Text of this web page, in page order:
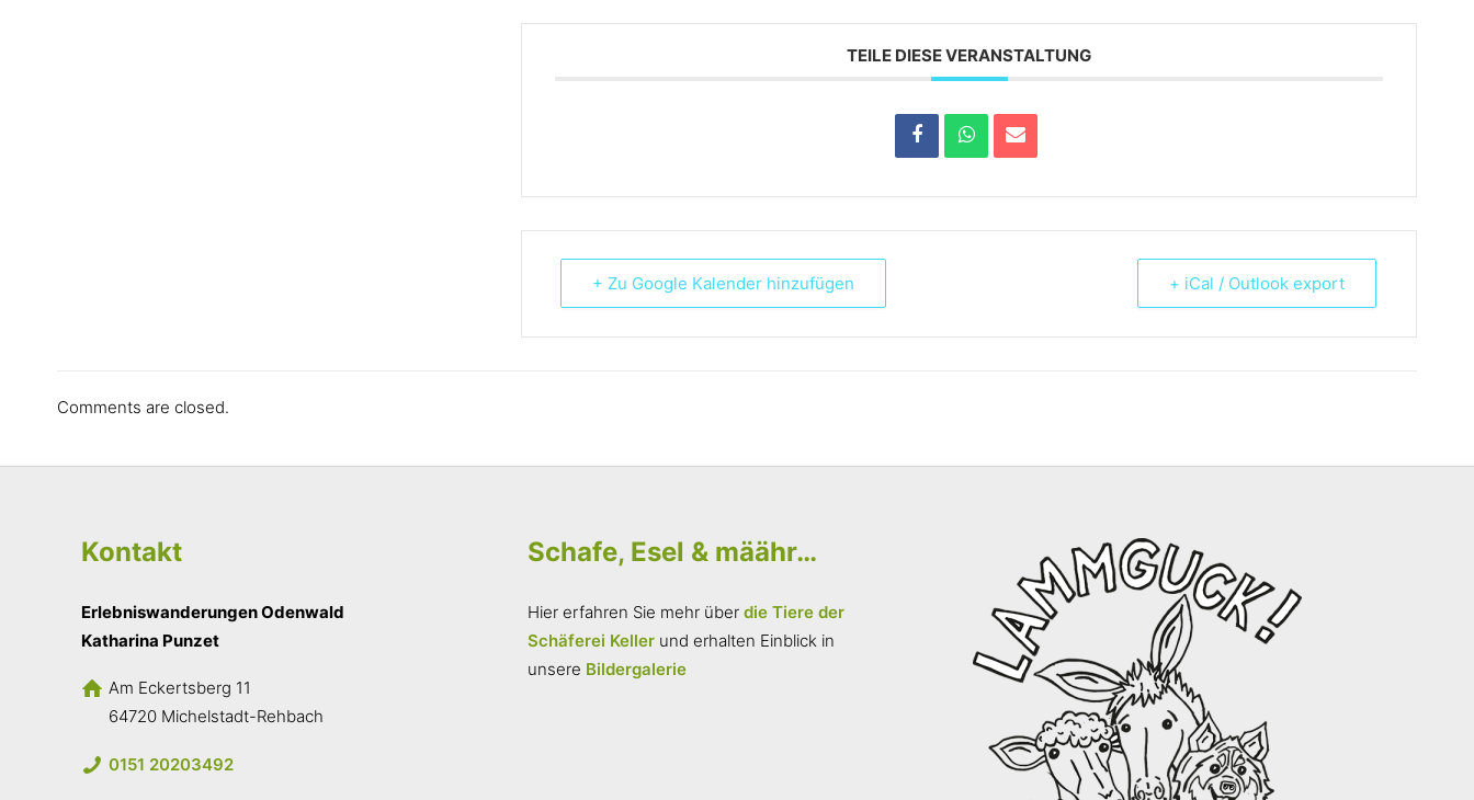
TEILE DIESE VERANSTALTUNG
+ Zu Google Kalender hinzufügen + iCal / Outlook export
Comments are closed.
Kontakt
Erlebniswanderungen Odenwald
Katharina Punzet
Am Eckertsberg 11
64720 Michelstadt-Rehbach
0151 20203492
Schafe, Esel & määhr…
Hier erfahren Sie mehr über die Tiere der
Schäferei Keller und erhalten Einblick in
unsere Bildergalerie